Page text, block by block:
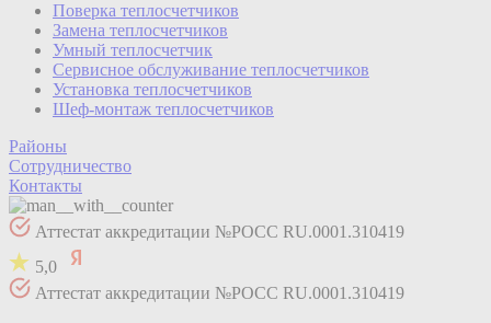
Поверка теплосчетчиков
Замена теплосчетчиков
Умный теплосчетчик
Сервисное обслуживание теплосчетчиков
Установка теплосчетчиков
Шеф-монтаж теплосчетчиков
Районы
Сотрудничество
Контакты
Аттестат аккредитации №РОСС RU.0001.310419
5,0
Аттестат аккредитации №РОСС RU.0001.310419